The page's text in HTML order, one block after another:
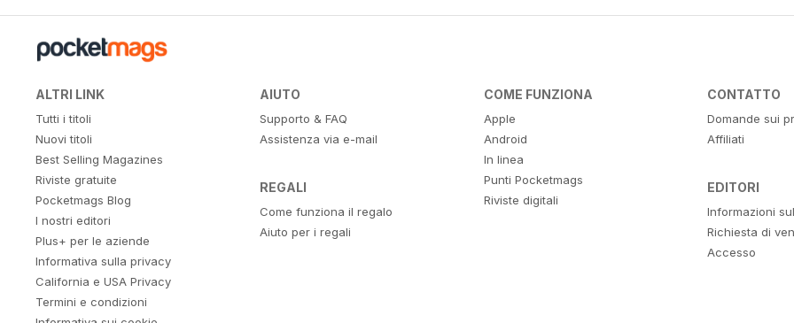
ALTRI LINK
Tutti i titoli
Nuovi titoli
Best Selling Magazines
Riviste gratuite
Pocketmags Blog
I nostri editori
Plus+ per le aziende
Informativa sulla privacy
California e USA Privacy
Termini e condizioni
AIUTO
Supporto & FAQ
Assistenza via e-mail
REGALI
Come funziona il regalo
Aiuto per i regali
COME FUNZIONA
Apple
Android
In linea
Punti Pocketmags
Riviste digitali
CONTATTO
Domande sui
Affiliati
EDITORI
Informazioni
Richiesta di
Accesso